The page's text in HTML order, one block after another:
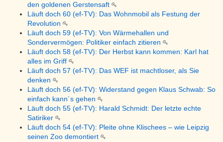
den goldenen Gerstensaft
Läuft doch 60 (ef-TV): Das Wohnmobil als Festung der
Revolution
Läuft doch 59 (ef-TV): Von Wärmehallen und
Sondervermögen: Politiker einfach zitieren
Läuft doch 58 (ef-TV): Der Herbst kann kommen: Karl hat
alles im Griff
Läuft doch 57 (ef-TV): Das WEF ist machtloser, als Sie
denken
Läuft doch 56 (ef-TV): Widerstand gegen Klaus Schwab: So
einfach kann´s gehen
Läuft doch 55 (ef-TV): Harald Schmidt: Der letzte echte
Satiriker
Läuft doch 54 (ef-TV): Pleite ohne Klischees – wie Leipzig
seinen Zoo demontiert